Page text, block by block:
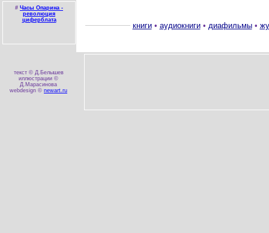
# Часы Опарина -
революция
циферблата
книги• аудиокниги• диафильмы•
текст © Д.Белышев
иллюстрации ©
Д.Марасинова
webdesign © newart.ru